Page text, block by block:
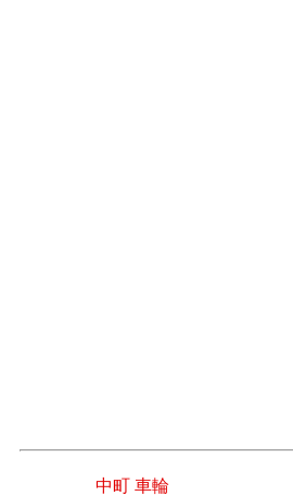
中町 車輪